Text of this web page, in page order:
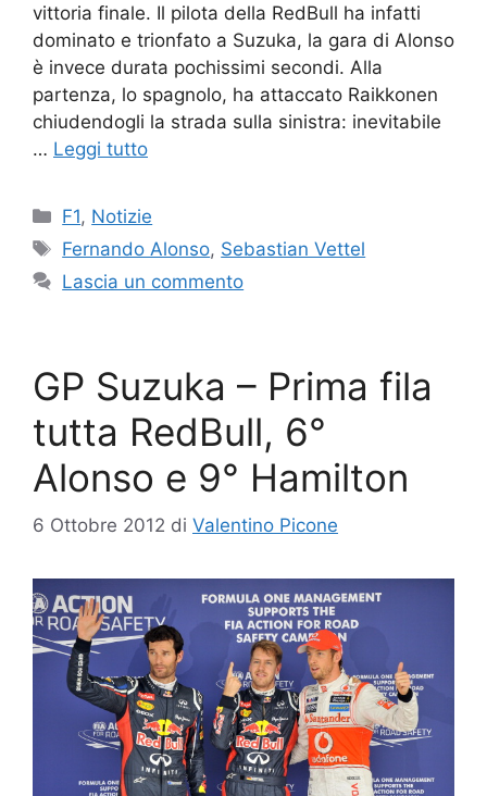
vittoria finale. Il pilota della RedBull ha infatti
dominato e trionfato a Suzuka, la gara di Alonso
è invece durata pochissimi secondi. Alla
partenza, lo spagnolo, ha attaccato Raikkonen
chiudendogli la strada sulla sinistra: inevitabile
… Leggi tutto
Categorie
F1, Notizie
Tag
Fernando Alonso, Sebastian Vettel
Lascia un commento
GP Suzuka – Prima fila
tutta RedBull, 6°
Alonso e 9° Hamilton
6 Ottobre 2012 di Valentino Picone